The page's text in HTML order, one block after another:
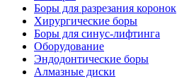
Боры для разрезания коронок
Хирургические боры
Боры для синус-лифтинга
Оборудование
Эндодонтические боры
Алмазные диски